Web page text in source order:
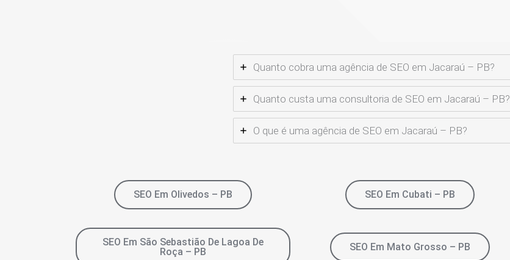
Quanto cobra uma agência de SEO em Jacaraú – PB?
Quanto custa uma consultoria de SEO em Jacaraú – PB?
O que é uma agência de SEO em Jacaraú – PB?
SEO Em Olivedos – PB SEO Em Cubati – PB
SEO Em São Sebastião De Lagoa De
Roça – PB
SEO Em Mato Grosso – PB